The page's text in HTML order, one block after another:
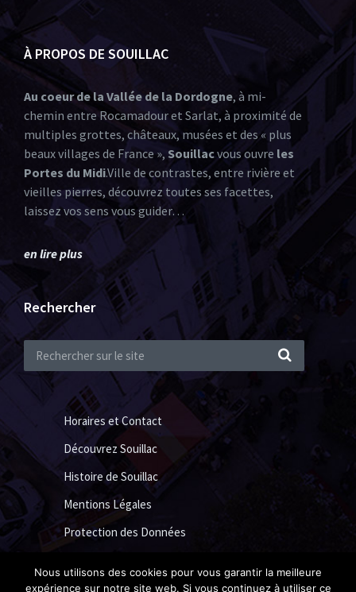
À PROPOS DE SOUILLAC
Au coeur de la Vallée de la Dordogne, à mi-
chemin entre Rocamadour et Sarlat, à proximité de
multiples grottes, châteaux, musées et des « plus
beaux villages de France », Souillacvous ouvre les
Portes du Midi.Ville de contrastes, entre rivière et
vieilles pierres, découvrez toutes ses facettes,
laissez vos sens vous guider…
en lire plus
Rechercher
Horaires et Contact
Découvrez Souillac
Histoire de Souillac
Mentions Légales
Protection des Données
Nous utilisons des cookies pour vous garantir la meilleure
expérience sur notre site web. Si vous continuez à utiliser ce